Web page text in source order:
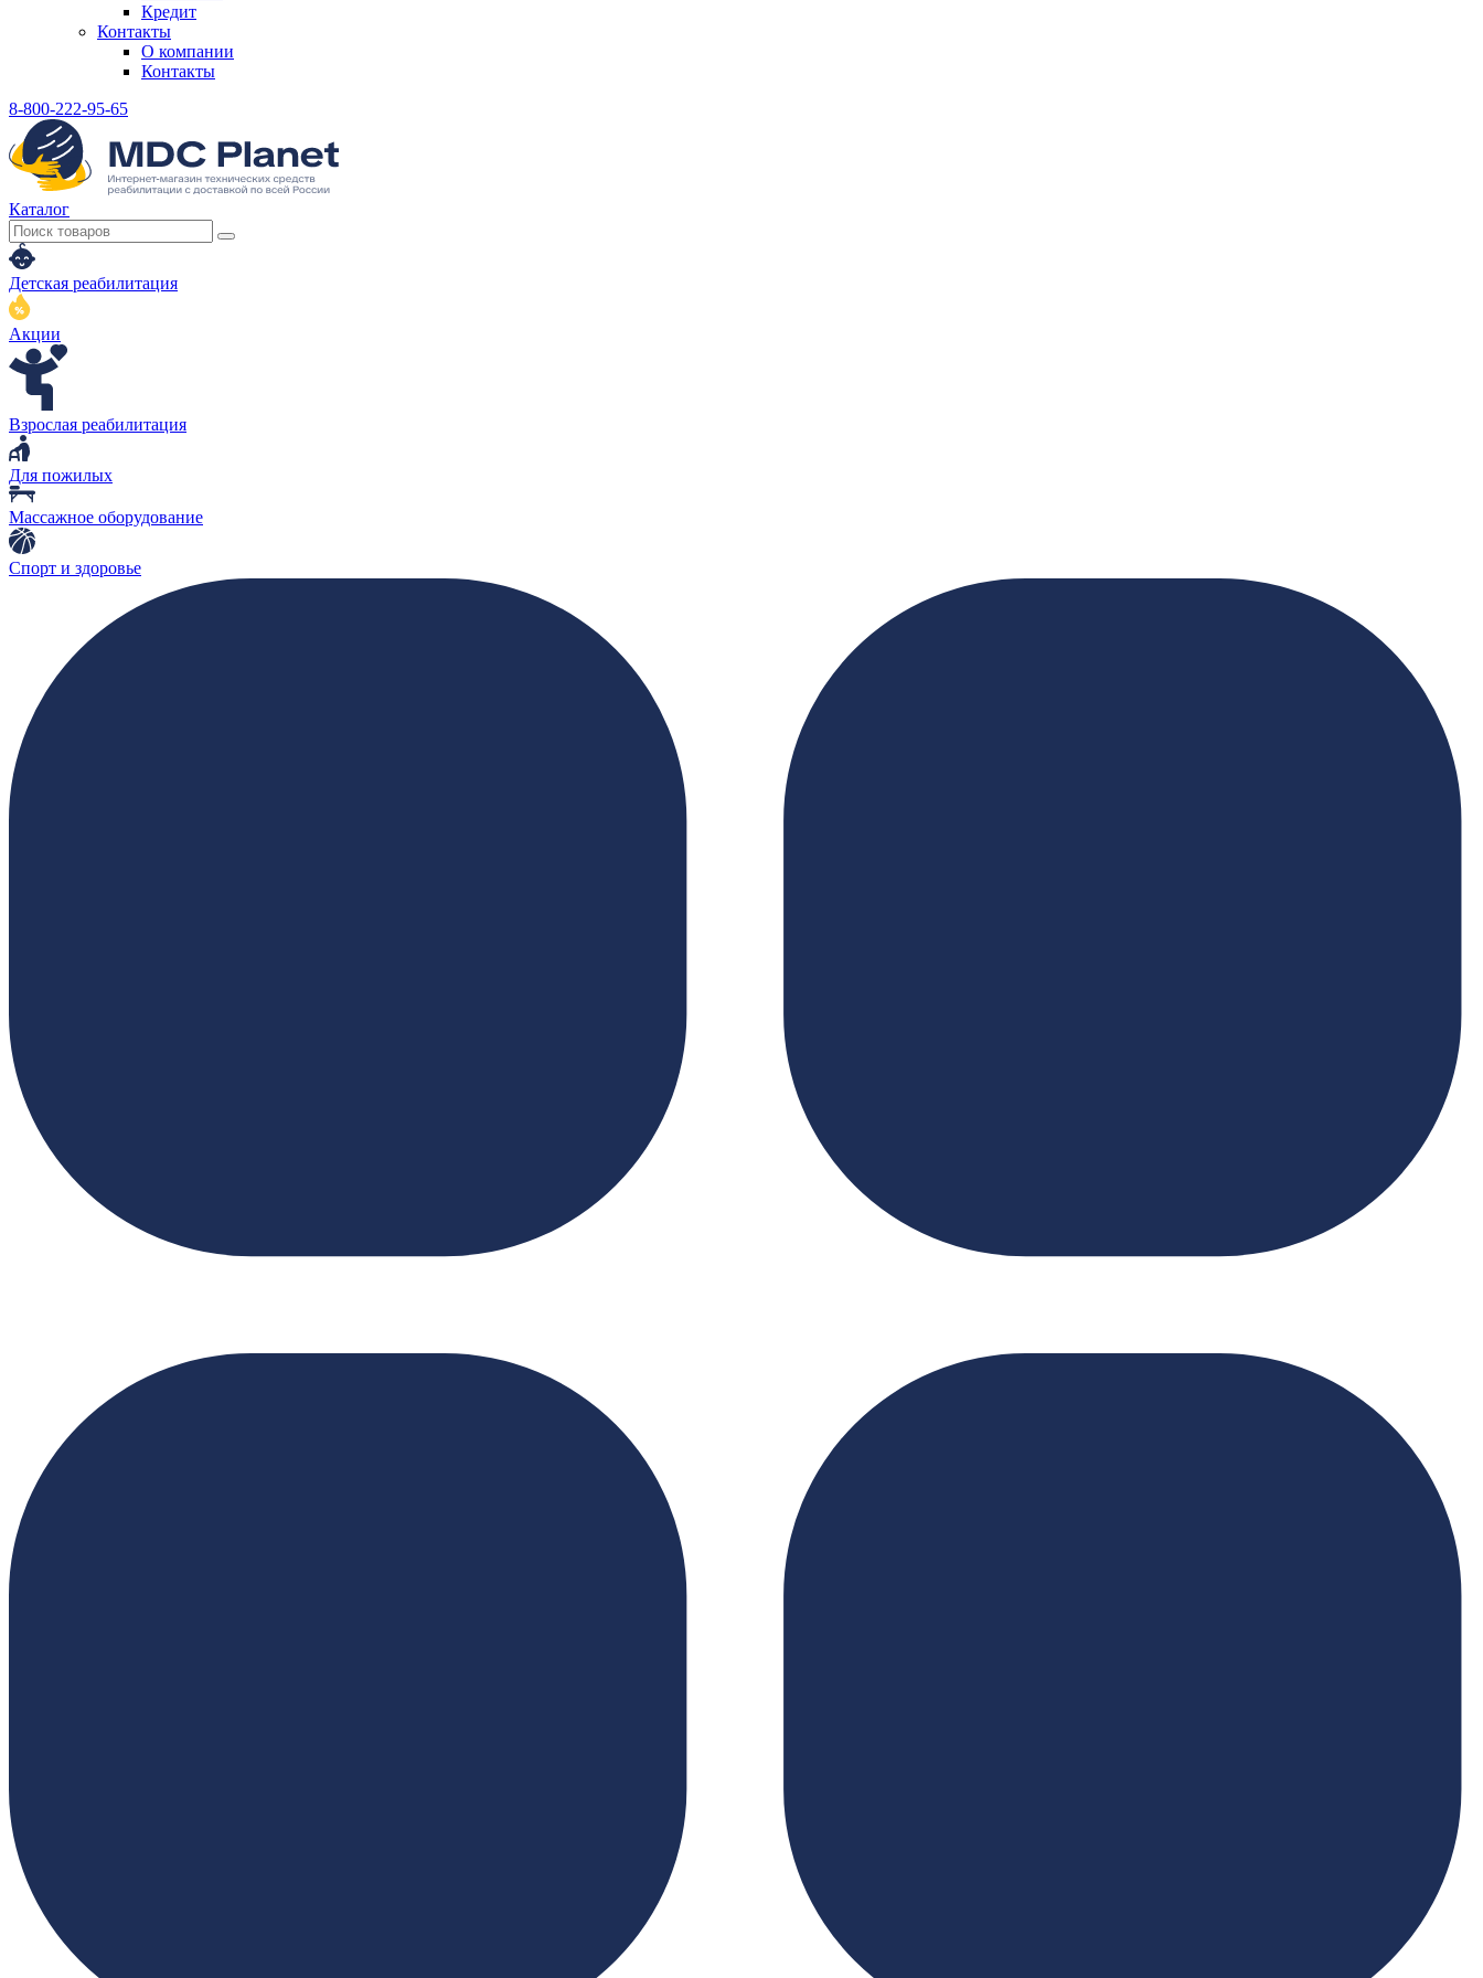
Кредит
Контакты
О компании
Контакты
8-800-222-95-65
Каталог
Детская реабилитация
Акции
Взрослая реабилитация
Для пожилых
Массажное оборудование
Спорт и здоровье